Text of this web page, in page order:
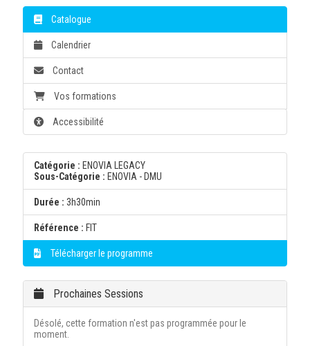
Catalogue
Calendrier
Contact
Vos formations
Accessibilité
Catégorie : ENOVIA LEGACY
Sous-Catégorie : ENOVIA - DMU
Durée : 3h30min
Référence : FIT
Télécharger le programme
Prochaines Sessions
Désolé, cette formation n'est pas programmée pour le
moment.